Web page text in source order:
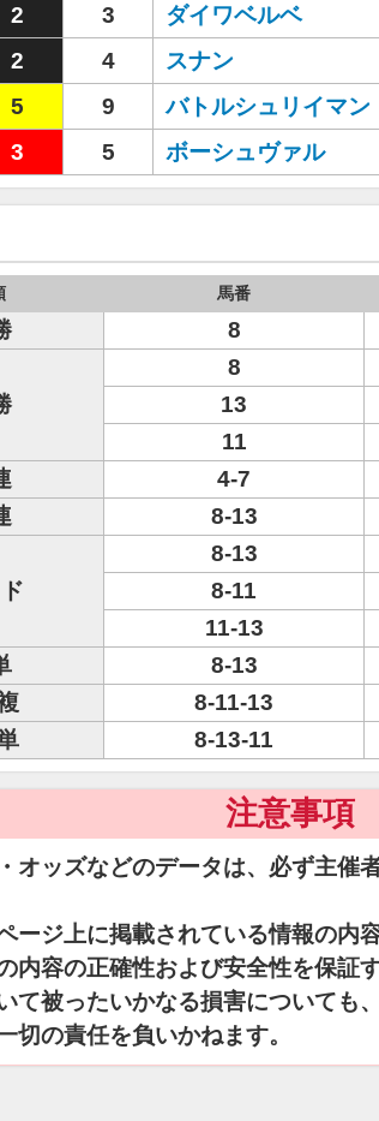
2 3 ダイワベルベ
2 4 スナン
5 9 バトルシュリイマン
3 5 ボーシュヴァル
馬番
8
8
13
11
4-7
8-13
8-13
8-11
11-13
8-13
8-11-13
8-13-11
注意事項
オッズなどのデータは、必ず主催
ージ上に掲載されている情報の内
内容の正確性および安全性を保証
て被ったいかなる損害についても
切の責任を負いかねます。